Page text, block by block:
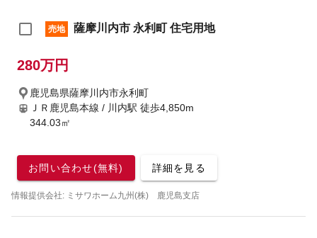
売地 薩摩川内市 永利町 住宅用地
280万円
鹿児島県薩摩川内市永利町
ＪＲ鹿児島本線 / 川内駅 徒歩4,850m
344.03㎡
お問い合わせ(無料) 詳細を見る
情報提供会社: ミサワホーム九州(株) 鹿児島支店